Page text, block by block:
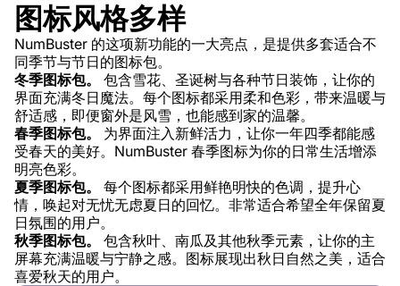
图标风格多样
NumBuster 的这项新功能的一大亮点，是提供多套适合不
同季节与节日的图标包。
冬季图标包。
包含雪花、圣诞树与各种节日装饰，让你的
界面充满冬日魔法。每个图标都采用柔和色彩，带来温暖与
舒适感，即便窗外是风雪，也能感到家的温馨。
春季图标包。
为界面注入新鲜活力，让你一年四季都能感
受春天的美好。NumBuster 春季图标为你的日常生活增添
明亮色彩。
夏季图标包。
每个图标都采用鲜艳明快的色调，提升心
情，唤起对无忧无虑夏日的回忆。非常适合希望全年保留夏
日氛围的用户。
秋季图标包。
包含秋叶、南瓜及其他秋季元素，让你的主
屏幕充满温暖与宁静之感。图标展现出秋日自然之美，适合
喜爱秋天的用户。